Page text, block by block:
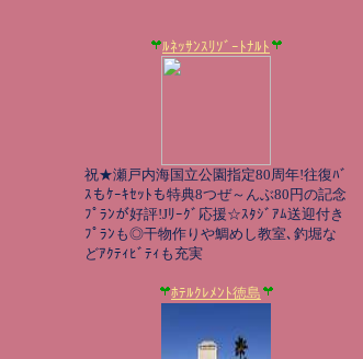
ﾙﾈｯｻﾝｽﾘｿﾞｰﾄﾅﾙﾄ
祝★瀬戸内海国立公園指定80周年!往復ﾊﾞ
ｽもｹｰｷｾｯﾄも特典8つぜ～んぶ80円の記念
ﾌﾟﾗﾝが好評!Jﾘｰｸﾞ応援☆ｽﾀｼﾞｱﾑ送迎付き
ﾌﾟﾗﾝも◎干物作りや鯛めし教室､釣堀な
どｱｸﾃｨﾋﾞﾃｨも充実
ﾎﾃﾙｸﾚﾒﾝﾄ徳島